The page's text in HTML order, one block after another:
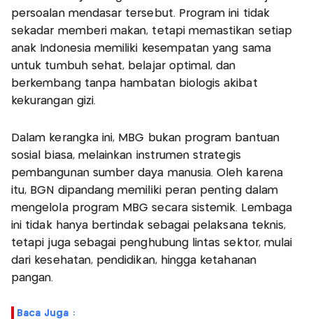
persoalan mendasar tersebut. Program ini tidak
sekadar memberi makan, tetapi memastikan setiap
anak Indonesia memiliki kesempatan yang sama
untuk tumbuh sehat, belajar optimal, dan
berkembang tanpa hambatan biologis akibat
kekurangan gizi.
Dalam kerangka ini, MBG bukan program bantuan
sosial biasa, melainkan instrumen strategis
pembangunan sumber daya manusia. Oleh karena
itu, BGN dipandang memiliki peran penting dalam
mengelola program MBG secara sistemik. Lembaga
ini tidak hanya bertindak sebagai pelaksana teknis,
tetapi juga sebagai penghubung lintas sektor, mulai
dari kesehatan, pendidikan, hingga ketahanan
pangan.
Baca Juga :